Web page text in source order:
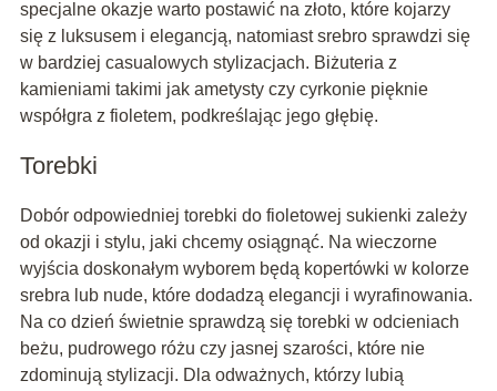
specjalne okazje warto postawić na złoto, które kojarzy
się z luksusem i elegancją, natomiast srebro sprawdzi się
w bardziej casualowych stylizacjach. Biżuteria z
kamieniami takimi jak ametysty czy cyrkonie pięknie
współgra z fioletem, podkreślając jego głębię.
Torebki
Dobór odpowiedniej torebki do fioletowej sukienki zależy
od okazji i stylu, jaki chcemy osiągnąć. Na wieczorne
wyjścia doskonałym wyborem będą kopertówki w kolorze
srebra lub nude, które dodadzą elegancji i wyrafinowania.
Na co dzień świetnie sprawdzą się torebki w odcieniach
beżu, pudrowego różu czy jasnej szarości, które nie
zdominują stylizacji. Dla odważnych, którzy lubią